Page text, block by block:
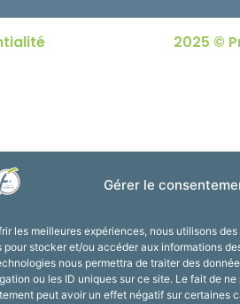
Gérer le
les meilleures expériences, nous utilisons
pour stocker et/ou accéder aux informations
nous permettra de traiter des
ou les ID uniques sur ce site. Le fait de
peut avoir un effet négatif sur certaines
2025 ©